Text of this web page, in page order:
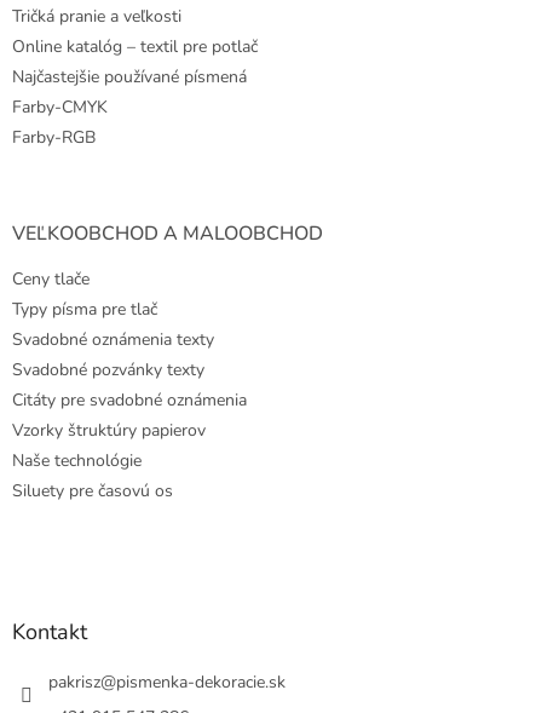
Tričká pranie a veľkosti
Online katalóg – textil pre potlač
Najčastejšie používané písmená
Farby-CMYK
Farby-RGB
VEĽKOOBCHOD A MALOOBCHOD
Ceny tlače
Typy písma pre tlač
Svadobné oznámenia texty
Svadobné pozvánky texty
Citáty pre svadobné oznámenia
Vzorky štruktúry papierov
Naše technológie
Siluety pre časovú os
Kontakt
pakrisz@pismenka-dekoracie.sk